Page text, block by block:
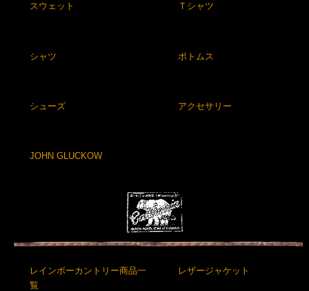
スウェット Ｔシャツ
シャツ ボトムス
シューズ アクセサリー
JOHN GLUCKOW
レインボーカントリー商品一
覧
レザージャケット